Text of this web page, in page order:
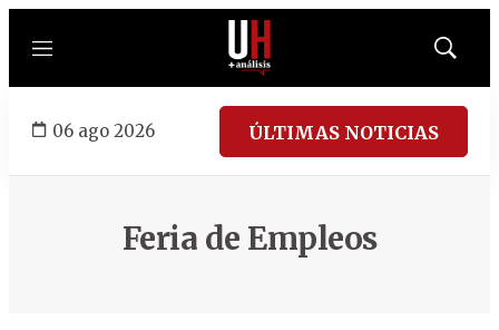
Menú
Mostrar
06 ago 2026 ÚLTIMAS NOTICIAS
Feria de Empleos